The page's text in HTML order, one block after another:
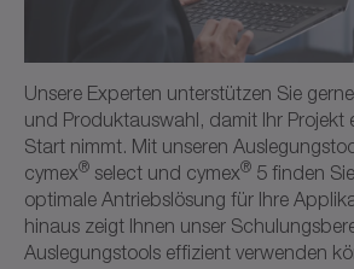
Unsere Experten unterstützen Sie
und Produktauswahl, damit Ihr Projekt
Start nimmt. Mit unseren
cymex® select und cymex® 5 finden
optimale Antriebslösung für Ihre
hinaus zeigt Ihnen unser
Auslegungstools effizient verwenden